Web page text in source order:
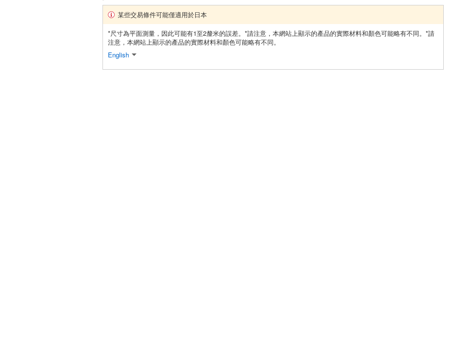
某些交易條件可能僅適用於日本
*尺寸為平面測量，因此可能有1至2釐米的誤差。*請注意，本網站上顯示的產品的實際材料和顏色可能略有不同。*請
注意，本網站上顯示的產品的實際材料和顏色可能略有不同。
English